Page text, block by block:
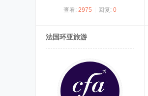
查看: 2975 回复: 0
法国环亚旅游